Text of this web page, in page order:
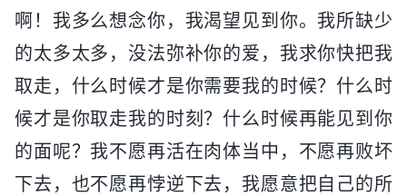
啊！我多么想念你，我渴望见到你。我所缺少
的太多太多，没法弥补你的爱，我求你快把我
取走，什么时候才是你需要我的时候？什么时
候才是你取走我的时刻？什么时候再能见到你
的面呢？我不愿再活在肉体当中，不愿再败坏
下去，也不愿再悖逆下去，我愿意把自己的所